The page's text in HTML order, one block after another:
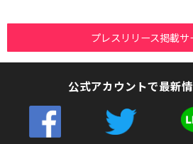
プレスリリース掲載サ
公式アカウントで最新